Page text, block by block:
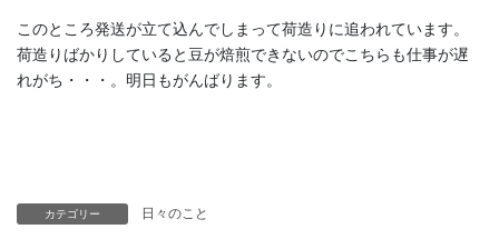
このところ発送が立て込んでしまって荷造りに追われています。
荷造りばかりしていると豆が焙煎できないのでこちらも仕事が遅
れがち・・・。明日もがんばります。
カテゴリー 日々のこと